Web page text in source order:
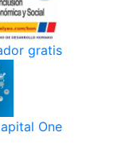
gratis
One